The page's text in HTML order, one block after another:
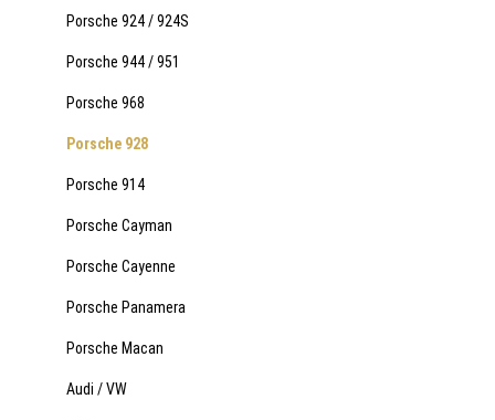
Porsche 924 / 924S
Porsche 944 / 951
Porsche 968
Porsche 928
Porsche 914
Porsche Cayman
Porsche Cayenne
Porsche Panamera
Porsche Macan
Audi / VW